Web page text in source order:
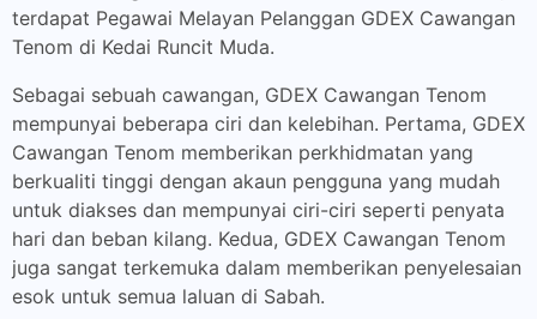
terdapat Pegawai Melayan Pelanggan GDEX Cawangan
Tenom di Kedai Runcit Muda.
Sebagai sebuah cawangan, GDEX Cawangan Tenom
mempunyai beberapa ciri dan kelebihan. Pertama, GDEX
Cawangan Tenom memberikan perkhidmatan yang
berkualiti tinggi dengan akaun pengguna yang mudah
untuk diakses dan mempunyai ciri-ciri seperti penyata
hari dan beban kilang. Kedua, GDEX Cawangan Tenom
juga sangat terkemuka dalam memberikan penyelesaian
esok untuk semua laluan di Sabah.